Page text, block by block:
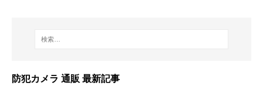
防犯カメラ 通販 最新記事